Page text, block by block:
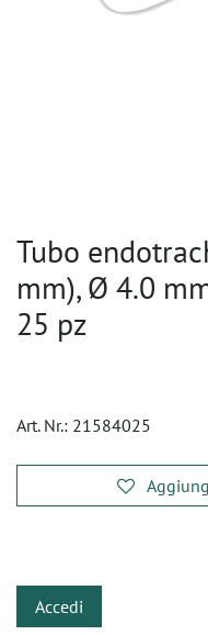
Tubo
mm), Ø 4.0
25 pz
Art. Nr.: 21584025
Accedi